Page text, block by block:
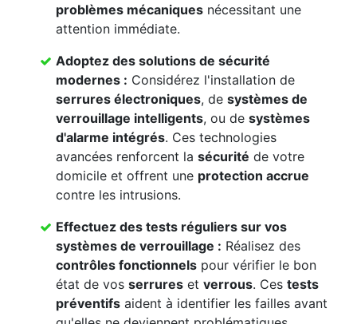
problèmes mécaniques nécessitant une
attention immédiate.
Adoptez des solutions de sécurité
modernes : Considérez l'installation de
serrures électroniques, de systèmes de
verrouillage intelligents, ou de systèmes
d'alarme intégrés. Ces technologies
avancées renforcent la sécurité de votre
domicile et offrent une protection accrue
contre les intrusions.
Effectuez des tests réguliers sur vos
systèmes de verrouillage : Réalisez des
contrôles fonctionnels pour vérifier le bon
état de vos serrures et verrous. Ces tests
préventifs aident à identifier les failles avant